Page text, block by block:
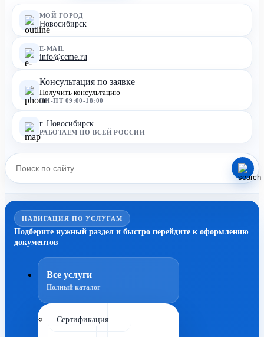
МОЙ ГОРОД
Новосибирск
E-MAIL
info@ccme.ru
Консультация по заявке
Получить консультацию
ПН-ПТ 09:00-18:00
г. Новосибирск
РАБОТАЕМ ПО ВСЕЙ РОССИИ
НАВИГАЦИЯ ПО УСЛУГАМ
Подберите нужный раздел и быстро перейдите к оформлению
документов
Все услуги
Полный каталог
Сертификация